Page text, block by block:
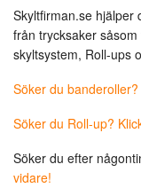
–
nya
projekt!
Skyltfirman.se hjälper
från trycksaker
skyltsystem, Roll-ups
Söker du
Söker du Roll-up?
Söker du efter
vidare!